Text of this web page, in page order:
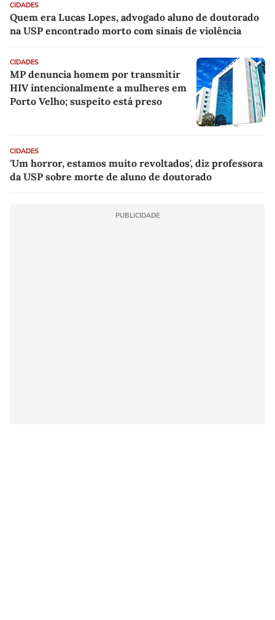
CIDADES
Quem era Lucas Lopes, advogado aluno de doutorado
na USP encontrado morto com sinais de violência
CIDADES
MP denuncia homem por transmitir
HIV intencionalmente a mulheres em
Porto Velho; suspeito está preso
CIDADES
'Um horror, estamos muito revoltados', diz professora
da USP sobre morte de aluno de doutorado
PUBLICIDADE